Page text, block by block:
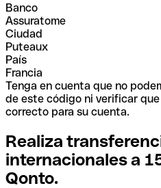
Banco
Assuratome
Ciudad
Puteaux
País
Francia
Tenga en cuenta que no
de este código ni verificar
correcto para su cuenta.
Realiza
internacionales a
Qonto.